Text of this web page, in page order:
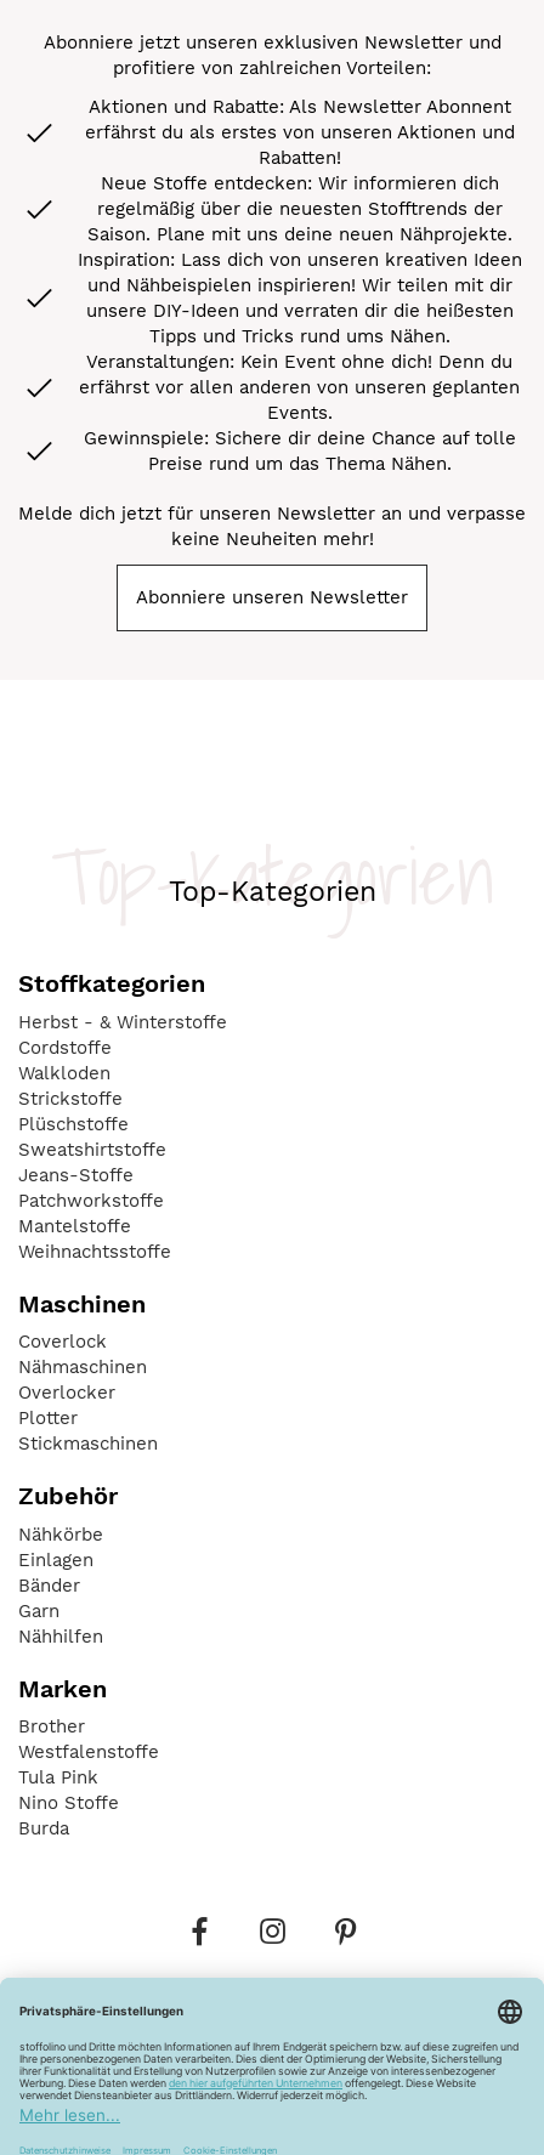
Abonniere jetzt unseren exklusiven Newsletter und
profitiere von zahlreichen Vorteilen:
Aktionen und Rabatte: Als Newsletter Abonnent
erfährst du als erstes von unseren Aktionen und
Rabatten!
Neue Stoffe entdecken: Wir informieren dich
regelmäßig über die neuesten Stofftrends der
Saison. Plane mit uns deine neuen Nähprojekte.
Inspiration: Lass dich von unseren kreativen Ideen
und Nähbeispielen inspirieren! Wir teilen mit dir
unsere DIY-Ideen und verraten dir die heißesten
Tipps und Tricks rund ums Nähen.
Veranstaltungen: Kein Event ohne dich! Denn du
erfährst vor allen anderen von unseren geplanten
Events.
Gewinnspiele: Sichere dir deine Chance auf tolle
Preise rund um das Thema Nähen.
Melde dich jetzt für unseren Newsletter an und verpasse
keine Neuheiten mehr!
Abonniere unseren Newsletter
Top-Kategorien
Top-Kategorien
Stoffkategorien
Herbst - & Winterstoffe
Cordstoffe
Walkloden
Strickstoffe
Plüschstoffe
Sweatshirtstoffe
Jeans-Stoffe
Patchworkstoffe
Mantelstoffe
Weihnachtsstoffe
Maschinen
Coverlock
Nähmaschinen
Overlocker
Plotter
Stickmaschinen
Zubehör
Nähkörbe
Einlagen
Bänder
Garn
Nähhilfen
Marken
Brother
Westfalenstoffe
Tula Pink
Nino Stoffe
Burda
Widerrufsbelehrung Vertrag widerrufen
Barrierefreiheitserklärung